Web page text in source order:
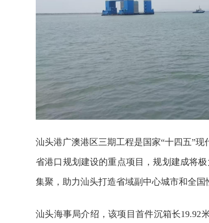
汕头港广澳港区三期工程是国家“十四五”
省港口规划建设的重点项目，规划建成将
集聚，助力汕头打造省域副中心城市和全国
汕头海事局介绍，该项目首件沉箱长19.92